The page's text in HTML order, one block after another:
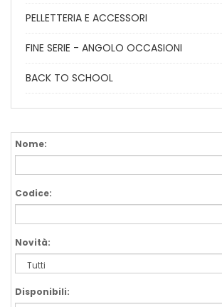
PELLETTERIA E ACCESSORI
FINE SERIE - ANGOLO OCCASIONI
BACK TO SCHOOL
Nome:
Codice:
Novità:
Disponibili: